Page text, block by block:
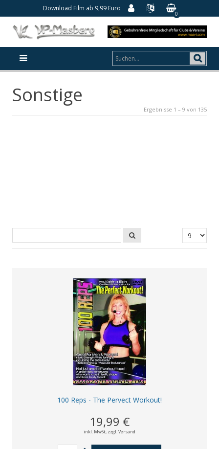
Download Film ab 9,99 Euro
0
Sonstige
Ergebnisse 1 – 9 von 135
100 Reps - The Pervect Workout!
19,99 €
inkl. MwSt, zzgl. Versand